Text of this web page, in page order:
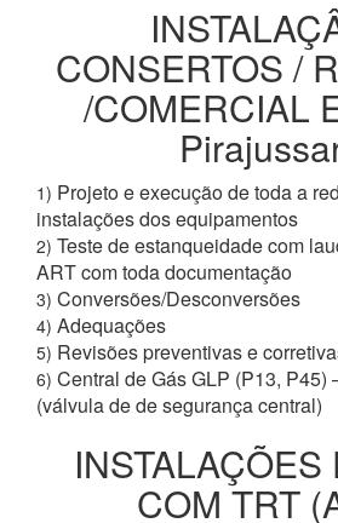
CONSERTOS /
/COMERCIAL
1) Projeto e execução de toda a
instalações dos equipamentos
2) Teste de estanqueidade com
ART com toda documentação
3) Conversões/Desconversões
4) Adequações
5) Revisões preventivas e
6) Central de Gás GLP (P13, P45)
(válvula de de segurança central)
INSTALAÇÕES
COM TRT